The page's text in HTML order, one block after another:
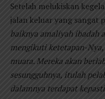
Setelah melukiskan
jalan keluar yang sangat
baiknya amaliyah ibadah
mengikuti ketetapan-
muara. Mereka akan
sesungguhnya, itulah
dalamnya terdapat